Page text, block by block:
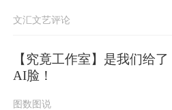
文汇文艺评论
【究竟工作室】是我们给了
AI脸！
图数图说